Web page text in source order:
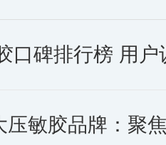
碑排行榜 用户认
敏胶品牌：聚焦